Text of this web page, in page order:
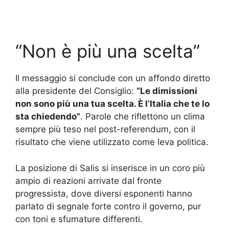
“Non è più una scelta”
Il messaggio si conclude con un affondo diretto
alla presidente del Consiglio: “Le dimissioni
non sono più una tua scelta. È l’Italia che te lo
sta chiedendo”. Parole che riflettono un clima
sempre più teso nel post-referendum, con il
risultato che viene utilizzato come leva politica.
La posizione di Salis si inserisce in un coro più
ampio di reazioni arrivate dal fronte
progressista, dove diversi esponenti hanno
parlato di segnale forte contro il governo, pur
con toni e sfumature differenti.